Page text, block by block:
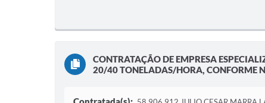
CONTRATAÇÃO DE EMPRESA
20/40 TONELADAS/HORA, CONFORME